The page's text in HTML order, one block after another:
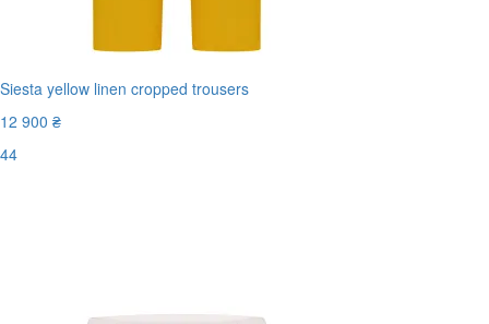
Siesta yellow linen cropped trousers
12 900 ₴
44